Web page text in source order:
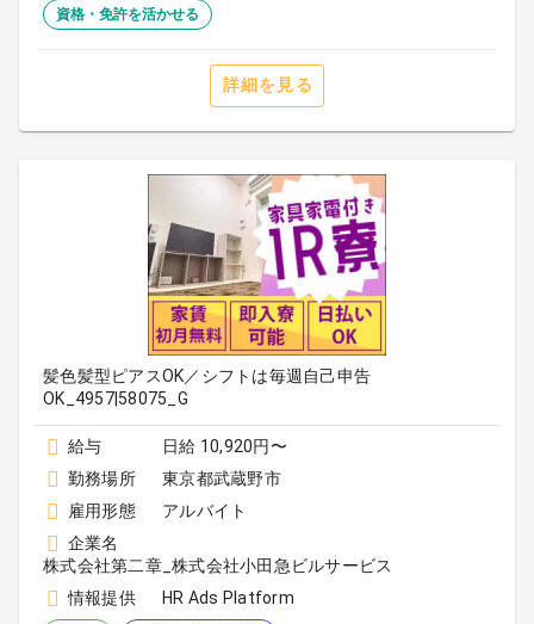
資格・免許を活かせる
詳細を見る
髪色髪型ピアスOK／シフトは毎週自己申告
OK_4957|58075_G
給与
日給 10,920円〜
勤務場所
東京都武蔵野市
雇用形態
アルバイト
企業名
株式会社第二章_株式会社小田急ビルサービス
情報提供
HR Ads Platform